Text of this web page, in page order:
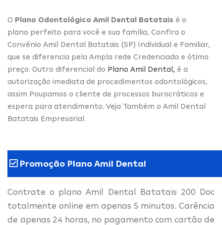
O Plano Odontológico Amil Dental Batatais é o
plano perfeito para você e sua família, Confira o
Convênio Amil Dental Batatais (SP) Individual e Familiar,
que se diferencia pela Ampla rede Credenciada e ótimo
preço. Outro diferencial do Plano Amil Dental , é a
autorização imediata de procedimentos odontológicos,
assim Poupamos o cliente de processos burocráticos e
espera para atendimento. Veja Também o Amil Dental
Batatais Empresarial.
Promoção Plano Amil Dental
Contrate o plano Amil Dental Batatais 200 Doc
totalmente online em apenas 5 minutos. Carência
de apenas 24 horas, no pagamento com cartão de